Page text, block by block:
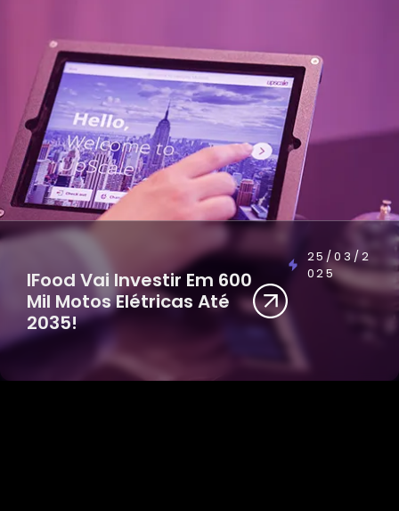
IFood Vai Investir Em 600
Mil Motos Elétricas Até
2035!
25/03/2
025